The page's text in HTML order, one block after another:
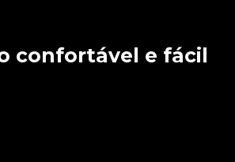
confortável e fácil